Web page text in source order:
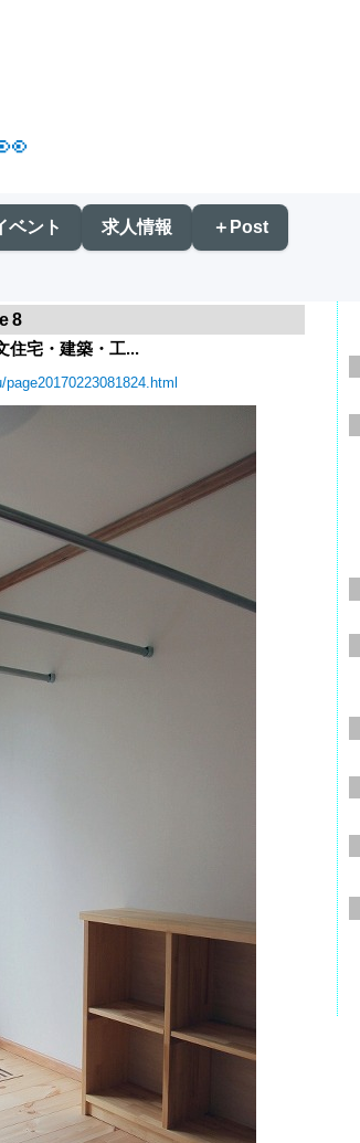
ベント 求人情報 ＋Post
住宅・建築・工...